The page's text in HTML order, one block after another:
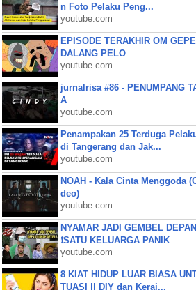
n Foto Pelaku Peng...
youtube.com
EPISODE TERAKHIR OM
DALANG PELO
youtube.com
jurnalrisa #86 - PENUMPANG
A
youtube.com
Penampakan 25 Terduga
di Tangerang dan Jak...
youtube.com
NOAH - Kala Cinta Menggoda
deo)
youtube.com
NYAMAR JADI GEMBEL
❗SATU KELUARGA PANIK
youtube.com
8 KIAT HIDUP LUAR BIASA
TUASI || DIY dan Keraj...